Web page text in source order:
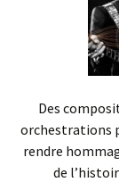
Des
orchestrations
rendre
de